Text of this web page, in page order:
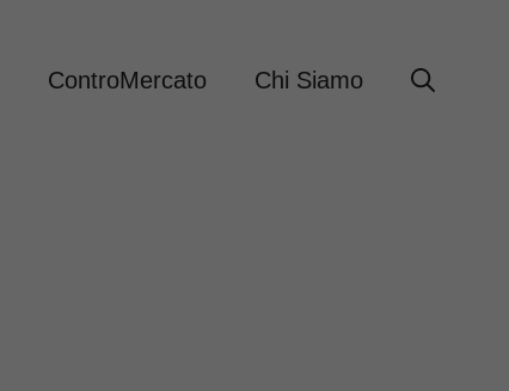
ControMercato Chi Siamo